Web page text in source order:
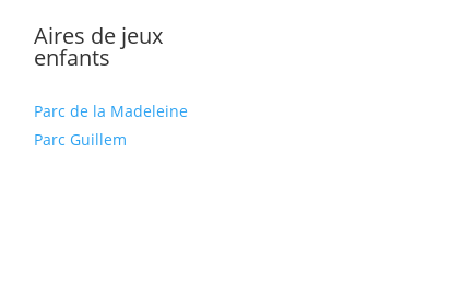
Aires de jeux
enfants
Parc de la Madeleine
Parc Guillem